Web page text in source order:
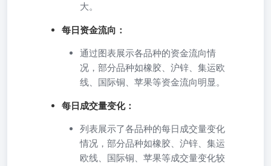
大。
每日资金流向：
通过图表展示各品种的资金流向情
况，部分品种如橡胶、沪锌、集运欧
线、国际铜、苹果等资金流向明显。
每日成交量变化：
列表展示了各品种的每日成交量变化
情况，部分品种如橡胶、沪锌、集运
欧线、国际铜、苹果等成交量变化较